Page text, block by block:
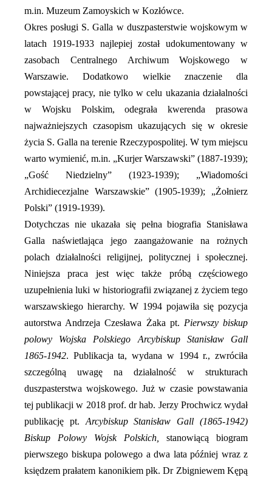
m.in. Muzeum Zamoyskich w Kozłówce.
Okres posługi S. Galla w duszpasterstwie wojskowym w
latach 1919-1933 najlepiej został udokumentowany w
zasobach Centralnego Archiwum Wojskowego w
Warszawie. Dodatkowo wielkie znaczenie dla
powstającej pracy, nie tylko w celu ukazania działalności
w Wojsku Polskim, odegrała kwerenda prasowa
najważniejszych czasopism ukazujących się w okresie
życia S. Galla na terenie Rzeczypospolitej. W tym miejscu
warto wymienić, m.in. „Kurjer Warszawski” (1887-1939);
„Gość Niedzielny” (1923-1939); „Wiadomości
Archidiecezjalne Warszawskie” (1905-1939); „Żołnierz
Polski” (1919-1939).
Dotychczas nie ukazała się pełna biografia Stanisława
Galla naświetlająca jego zaangażowanie na rożnych
polach działalności religijnej, politycznej i społecznej.
Niniejsza praca jest więc także próbą częściowego
uzupełnienia luki w historiografii związanej z życiem tego
warszawskiego hierarchy. W 1994 pojawiła się pozycja
autorstwa Andrzeja Czesława Żaka pt. Pierwszy biskup
polowy Wojska Polskiego Arcybiskup Stanisław Gall
1865-1942. Publikacjata, wydana w 1994 r., zwróciła
szczególną uwagę na działalność w strukturach
duszpasterstwa wojskowego. Już w czasie powstawania
tej publikacji w 2018 prof. dr hab. Jerzy Prochwicz wydał
publikację pt. Arcybiskup Stanisław Gall (1865-1942)
Biskup Polowy Wojsk Polskich, stanowiącą biogram
pierwszego biskupa polowego a dwa lata później wraz z
księdzem prałatem kanonikiem płk. Dr Zbigniewem Kępą